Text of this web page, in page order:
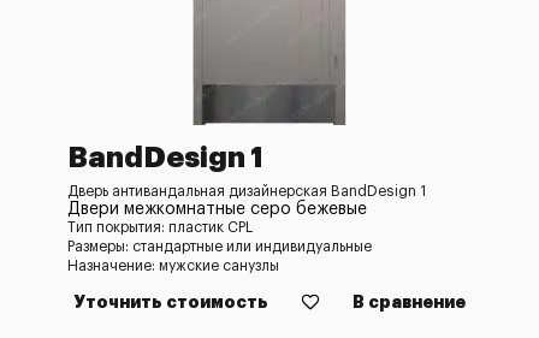
BandDesign 1
Дверь антивандальная дизайнерская BandDesign 1
Двери межкомнатные серо бежевые
Тип покрытия: пластик CPL
Размеры: стандартные или индивидуальные
Назначение: мужские санузлы
Уточнить стоимость В сравнение